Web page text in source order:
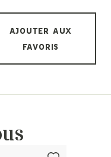
AJOUTER AUX
FAVORIS